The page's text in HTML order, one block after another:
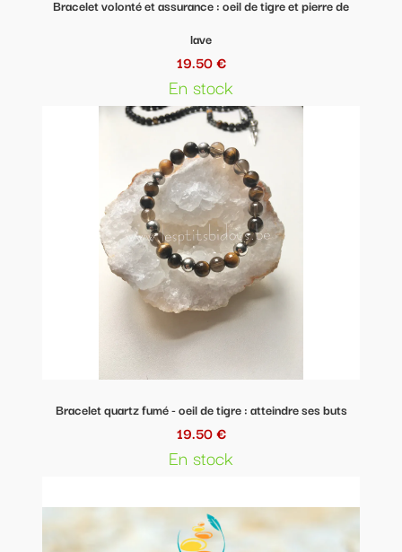
Bracelet volonté et assurance : oeil de tigre et pierre de
lave
19.50 €
En stock
Bracelet quartz fumé - oeil de tigre : atteindre ses buts
19.50 €
En stock